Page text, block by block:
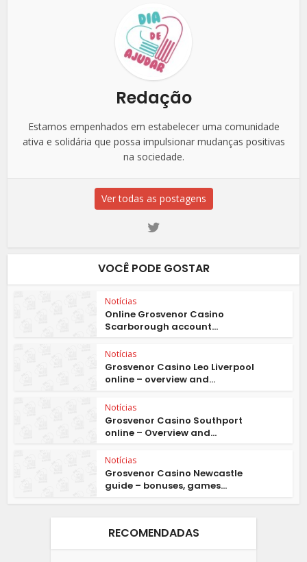
Redação
Estamos empenhados em estabelecer uma comunidade
ativa e solidária que possa impulsionar mudanças positivas
na sociedade.
Ver todas as postagens
VOCÊ PODE GOSTAR
Notícias
Online Grosvenor Casino
Scarborough account...
Notícias
Grosvenor Casino Leo Liverpool
online – overview and...
Notícias
Grosvenor Casino Southport
online – Overview and...
Notícias
Grosvenor Casino Newcastle
guide – bonuses, games...
RECOMENDADAS